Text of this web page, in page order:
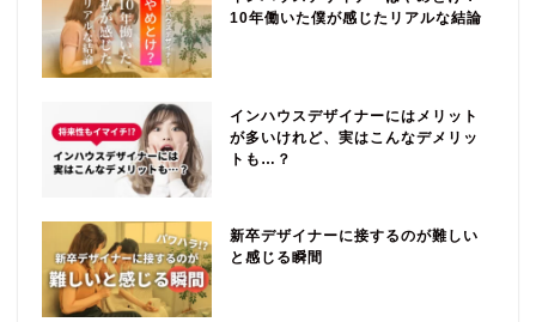
10年働いた僕が感じたリアルな結論
インハウスデザイナーにはメリット
が多いけれど、実はこんなデメリッ
トも…？
新卒デザイナーに接するのが難しい
と感じる瞬間